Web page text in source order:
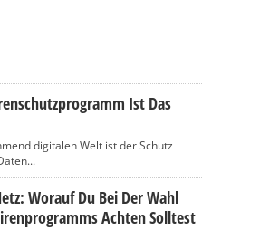
Ist Das
digitalen Welt ist der Schutz
Worauf Du Bei Der Wahl
Achten Solltest